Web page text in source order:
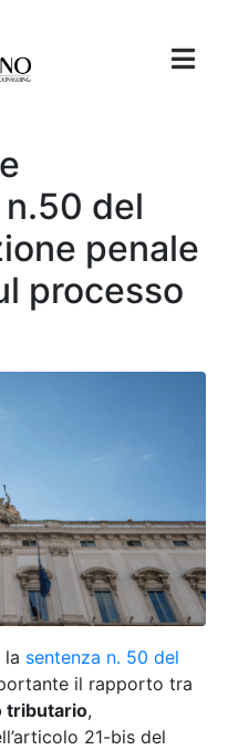
del
penale
processo
la sentenza n. 50 del
il rapporto tra
tributario,
21-bis del